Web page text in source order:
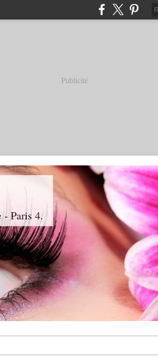
Publicité
- Paris 4.